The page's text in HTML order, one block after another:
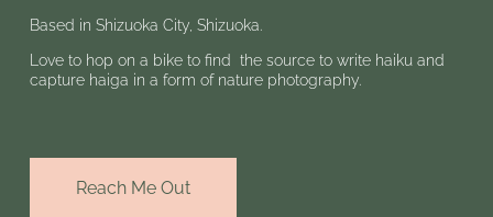
Based in Shizuoka City, Shizuoka.
Love to hop on a bike to find the source to write haiku and
capture haiga in a form of nature photography.
Reach Me Out